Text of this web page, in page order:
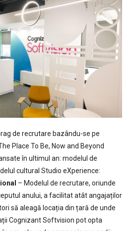
de recrutare bazându-se pe
Place To Be, Now and Beyond
în ultimul an: modelul de
cultural Studio eXperience:
– Modelul de recrutare, oriunde
anului, a facilitat atât angajaților
să aleagă locația din țară de unde
Cognizant Softvision pot opta